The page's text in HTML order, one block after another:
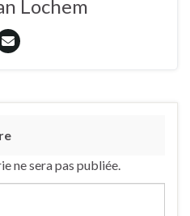
Lochem
ne sera pas publiée.